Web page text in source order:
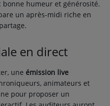
humeur et générosité.
un après-midi riche en
en direct
une émission live
animateurs et
pour proposer un